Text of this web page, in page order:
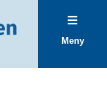
Meny